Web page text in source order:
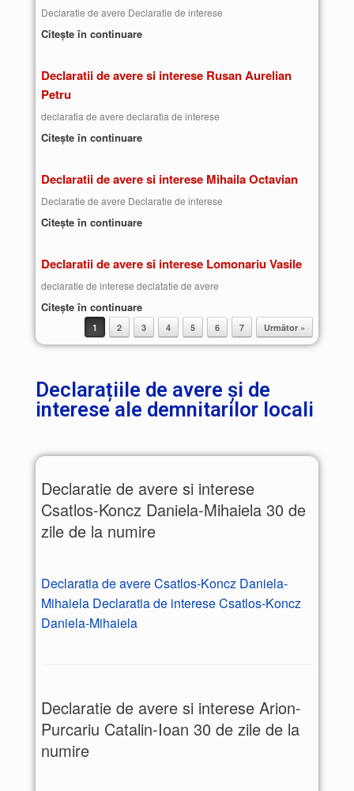
Declaratie de avere Declaratie de interese
Citește în continuare
Declaratii de avere si interese Rusan Aurelian
Petru
declaratia de avere declaratia de interese
Citește în continuare
Declaratii de avere si interese Mihaila Octavian
Declaratie de avere Declaratie de interese
Citește în continuare
Declaratii de avere si interese Lomonariu Vasile
declaratie de interese declatatie de avere
Citește în continuare
Post navigation
1 2 3 4 5 6 7 Următor »
Declarațiile de avere și de
interese ale demnitarilor locali
Declaratie de avere si interese
Csatlos-Koncz Daniela-Mihaiela 30 de
zile de la numire
Declaratia de avere Csatlos-Koncz Daniela-
Mihaiela Declaratia de interese Csatlos-Koncz
Daniela-Mihaiela
Declaratie de avere si interese Arion-
Purcariu Catalin-Ioan 30 de zile de la
numire